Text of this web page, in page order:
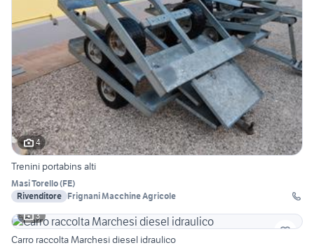
4
Trenini portabins alti
Masi Torello(FE)
Rivenditore Frignani Macchine Agricole
3
Carro raccolta Marchesi diesel idraulico